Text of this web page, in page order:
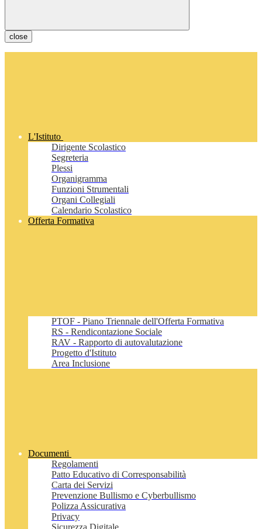
close
L'Istituto
Dirigente Scolastico
Segreteria
Plessi
Organigramma
Funzioni Strumentali
Organi Collegiali
Calendario Scolastico
Offerta Formativa
PTOF - Piano Triennale dell'Offerta Formativa
RS - Rendicontazione Sociale
RAV - Rapporto di autovalutazione
Progetto d'Istituto
Area Inclusione
Documenti
Regolamenti
Patto Educativo di Corresponsabilità
Carta dei Servizi
Prevenzione Bullismo e Cyberbullismo
Polizza Assicurativa
Privacy